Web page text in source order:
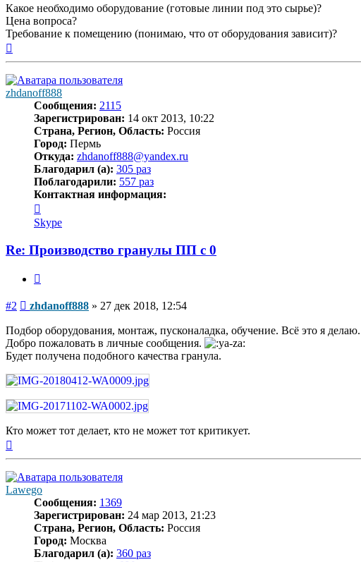
Какое необходимо оборудование (готовые линии под это сырье)?
Цена вопроса?
Требование к помещению (понимаю, что от оборудования зависит)?
zhdanoff888
Сообщения: 2115
Зарегистрирован: 14 окт 2013, 10:22
Страна, Регион, Область: Россия
Город: Пермь
Откуда: zhdanoff888@yandex.ru
Благодарил (а): 305 раз
Поблагодарили: 557 раз
Контактная информация:
информация
пользователя
Skype
Re: Производство гранулы ПП с 0
#2 Сообщение
zhdanoff888 » 27 дек 2018, 12:54
Подбор оборудования, монтаж, пусконаладка, обучение. Всё это я делаю.
Добро пожаловать в личные сообщения.
Будет получена подобного качества гранула.
Кто может тот делает, кто не может тот критикует.
Lawego
Сообщения: 1369
Зарегистрирован: 24 мар 2013, 21:23
Страна, Регион, Область: Россия
Город: Москва
Благодарил (а): 360 раз